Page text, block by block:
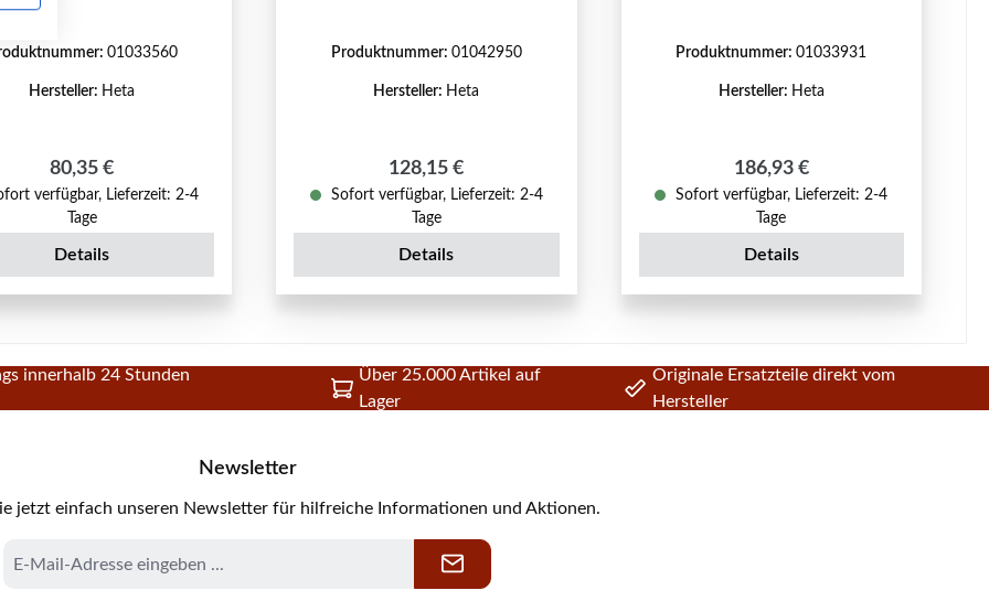
01033560
Hersteller: Heta
Regulärer Preis:
80,35 €
verfügbar, Lieferzeit: 2-4
Tage
Details
Produktnummer: 01042950
Hersteller: Heta
Regulärer Preis:
128,15 €
Sofort verfügbar, Lieferzeit: 2-4
Tage
Details
Produktnummer:01033931
Hersteller: Heta
Regulärer Preis:
186,93 €
Sofort verfügbar, Lieferzeit: 2-4
Tage
Details
innerhalb 24 Stunden
Über 25.000 Artikel auf
Lager
Originale Ersatzteile direkt vom
Hersteller
Newsletter
jetzt einfach unseren Newsletter für hilfreiche Informationen und Aktionen.
Mail-